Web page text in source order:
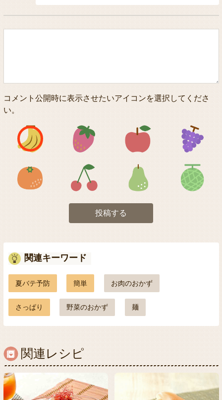
コメント公開時に表示させたいアイコンを選択してくださ
い。
アイコン1 アイコン2 アイコン3
アイコン5 アイコン6 アイコン7
投稿する
関連キーワード
夏バテ予防 簡単 お肉のおかず
さっぱり 野菜のおかず 麺
関連レシピ